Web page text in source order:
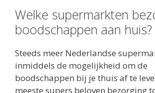
Welke supermarkten
boodschappen aan huis?
Steeds meer Nederlandse
inmiddels de mogelijkheid om de
boodschappen bij je thuis af te
meeste supers beloven bezorging